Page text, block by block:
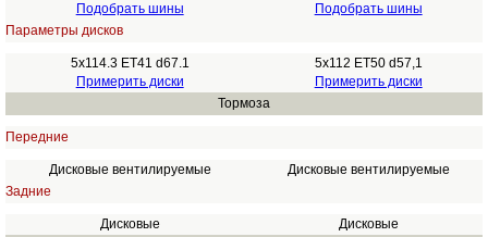
Подобрать шины
Подобрать шины
Параметры дисков
5x114.3 ET41 d67.1
Примерить диски
5x112 ET50 d57,1
Примерить диски
Тормоза
Передние
Дисковые вентилируемые
Дисковые вентилируемые
Задние
Дисковые
Дисковые